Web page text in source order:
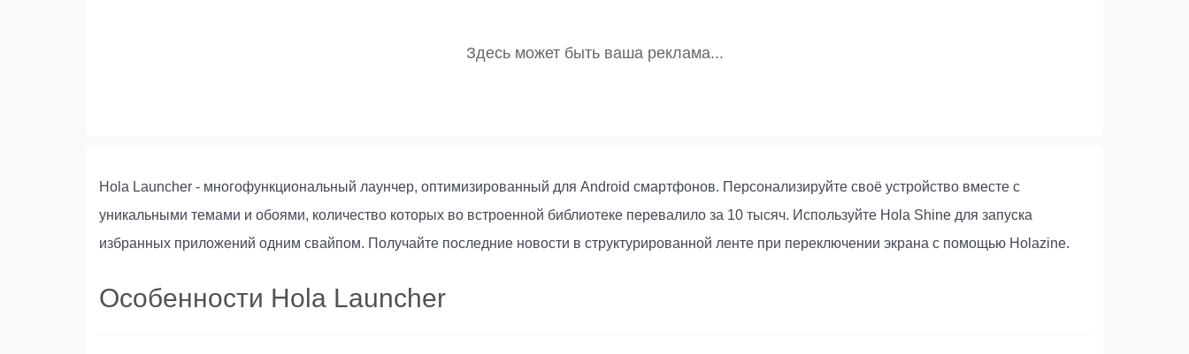
Hola Launcher - многофункциональный лаунчер, оптимизированный для Android смартфонов. Персонализируйте своё устройство вместе с
уникальными темами и обоями, количество которых во встроенной библиотеке перевалило за 10 тысяч. Используйте Hola Shine для запуска
избранных приложений одним свайпом. Получайте последние новости в структурированной ленте при переключении экрана с помощью Holazine.
Особенности Hola Launcher